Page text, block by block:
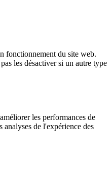
fonctionnement du site web.
les désactiver si un autre type
les performances de
de l'expérience des